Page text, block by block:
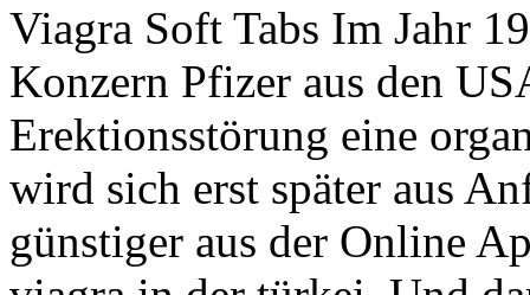
Viagra Soft Tabs Im Jahr
Konzern Pfizer aus den
Erektionsstörung eine
wird sich erst später aus
günstiger aus der Online